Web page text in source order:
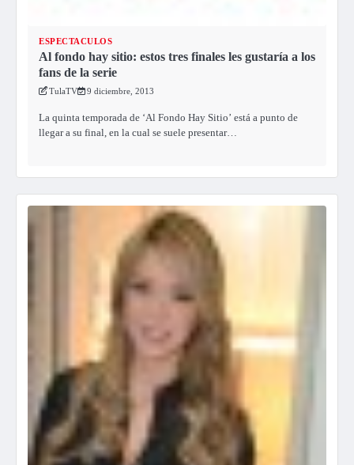
ESPECTACULOS
Al fondo hay sitio: estos tres finales les gustaría a los
fans de la serie
TulaTV 9 diciembre, 2013
La quinta temporada de ‘Al Fondo Hay Sitio’ está a punto de
llegar a su final, en la cual se suele presentar…